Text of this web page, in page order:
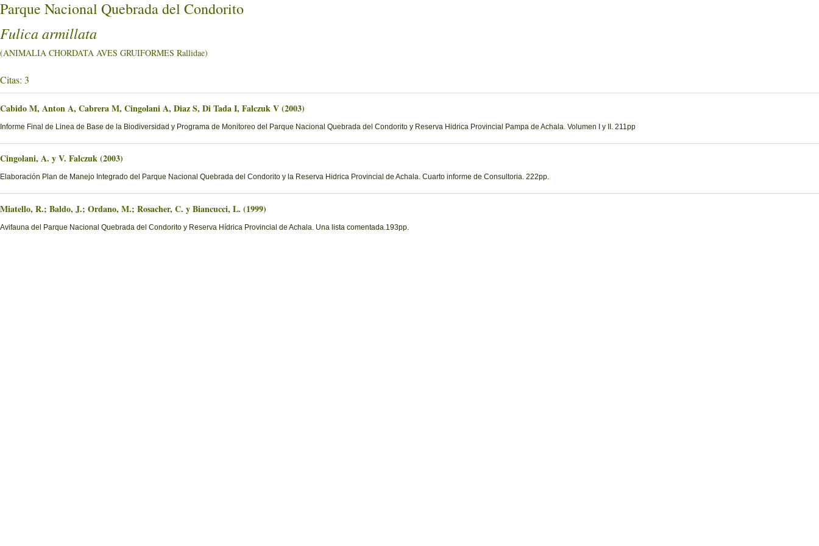
Parque Nacional Quebrada del Condorito
Fulica armillata
(ANIMALIA CHORDATA AVES GRUIFORMES Rallidae)
Citas: 3
Cabido M, Anton A, Cabrera M, Cingolani A, Diaz S, Di Tada I, Falczuk V (2003)
Informe Final de Linea de Base de la Biodiversidad y Programa de Monitoreo del Parque Nacional Quebrada del Condorito y Reserva Hidrica Provincial Pampa de Achala. Volumen I y II. 211pp
Cingolani, A. y V. Falczuk (2003)
Elaboración Plan de Manejo Integrado del Parque Nacional Quebrada del Condorito y la Reserva Hidrica Provincial de Achala. Cuarto informe de Consultoria. 222pp.
Miatello, R.; Baldo, J.; Ordano, M.; Rosacher, C. y Biancucci, L. (1999)
Avifauna del Parque Nacional Quebrada del Condorito y Reserva Hídrica Provincial de Achala. Una lista comentada.193pp.